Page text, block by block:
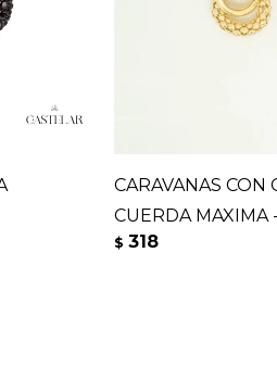
CARAVANAS CON
CUERDA MAXIMA
$ 318